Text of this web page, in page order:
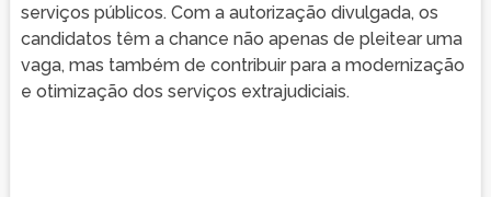
serviços públicos. Com a autorização divulgada, os
candidatos têm a chance não apenas de pleitear uma
vaga, mas também de contribuir para a modernização
e otimização dos serviços extrajudiciais.